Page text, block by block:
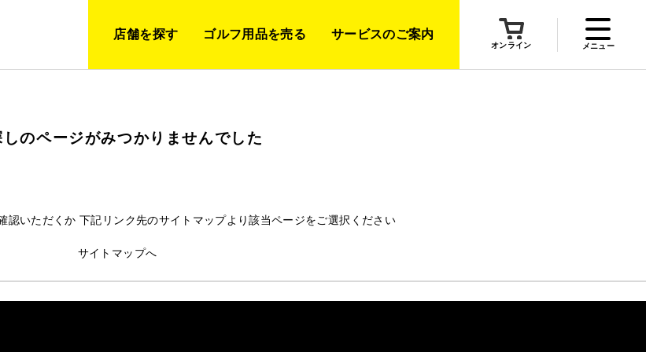
店舗を探す ゴルフ用品を売る サービスのご案内
オンライン メニュー
しのページがみつかりませんでした
認いただくか 下記リンク先のサイトマップより該当ページをご選択ください
サイトマップへ